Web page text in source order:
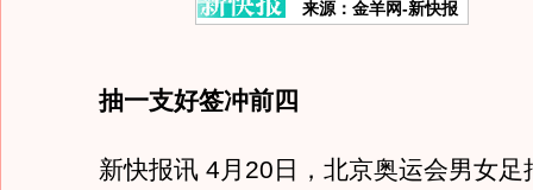
来源：金羊网-新快报
抽一支好签冲前四
新快报讯 4月20日，北京奥运会男女足